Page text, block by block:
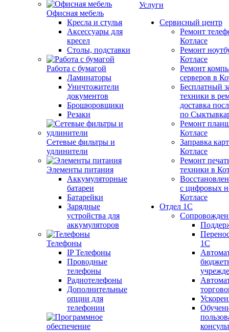
Офисная мебель
Кресла и стулья
Аксессуары для
кресел
Столы, подставки
Работа с бумагой
Ламинаторы
Уничтожители
документов
Брошюровщики
Резаки
Сетевые фильтры и
удлинители
Элементы питания
Аккумуляторные
батареи
Батарейки
Зарядные
устройства для
аккумуляторов
Телефоны
IP Телефоны
Проводные
телефоны
Радиотелефоны
Дополнительные
опции для
телефонии
Услуги
Сервисный центр
Ремонт
Котлаcе
Ремонт
Котлаcе
Ремонт
серверов в
Бесплатный
техники в
доставка
по
Ремонт
Котлаcе
Заправка
Котлаcе
Ремонт
техники в
с цифровых
Котлаcе
Отдел 1С
1С